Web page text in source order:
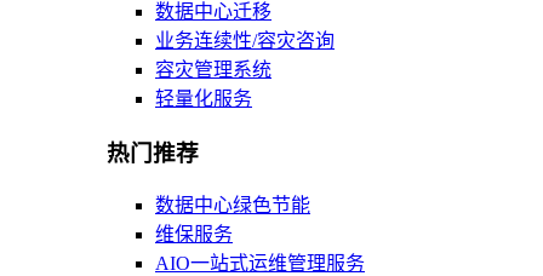
数据中心迁移
业务连续性/容灾咨询
容灾管理系统
轻量化服务
热门推荐
数据中心绿色节能
维保服务
AIO一站式运维管理服务